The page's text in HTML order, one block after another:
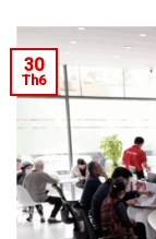
30
Th6